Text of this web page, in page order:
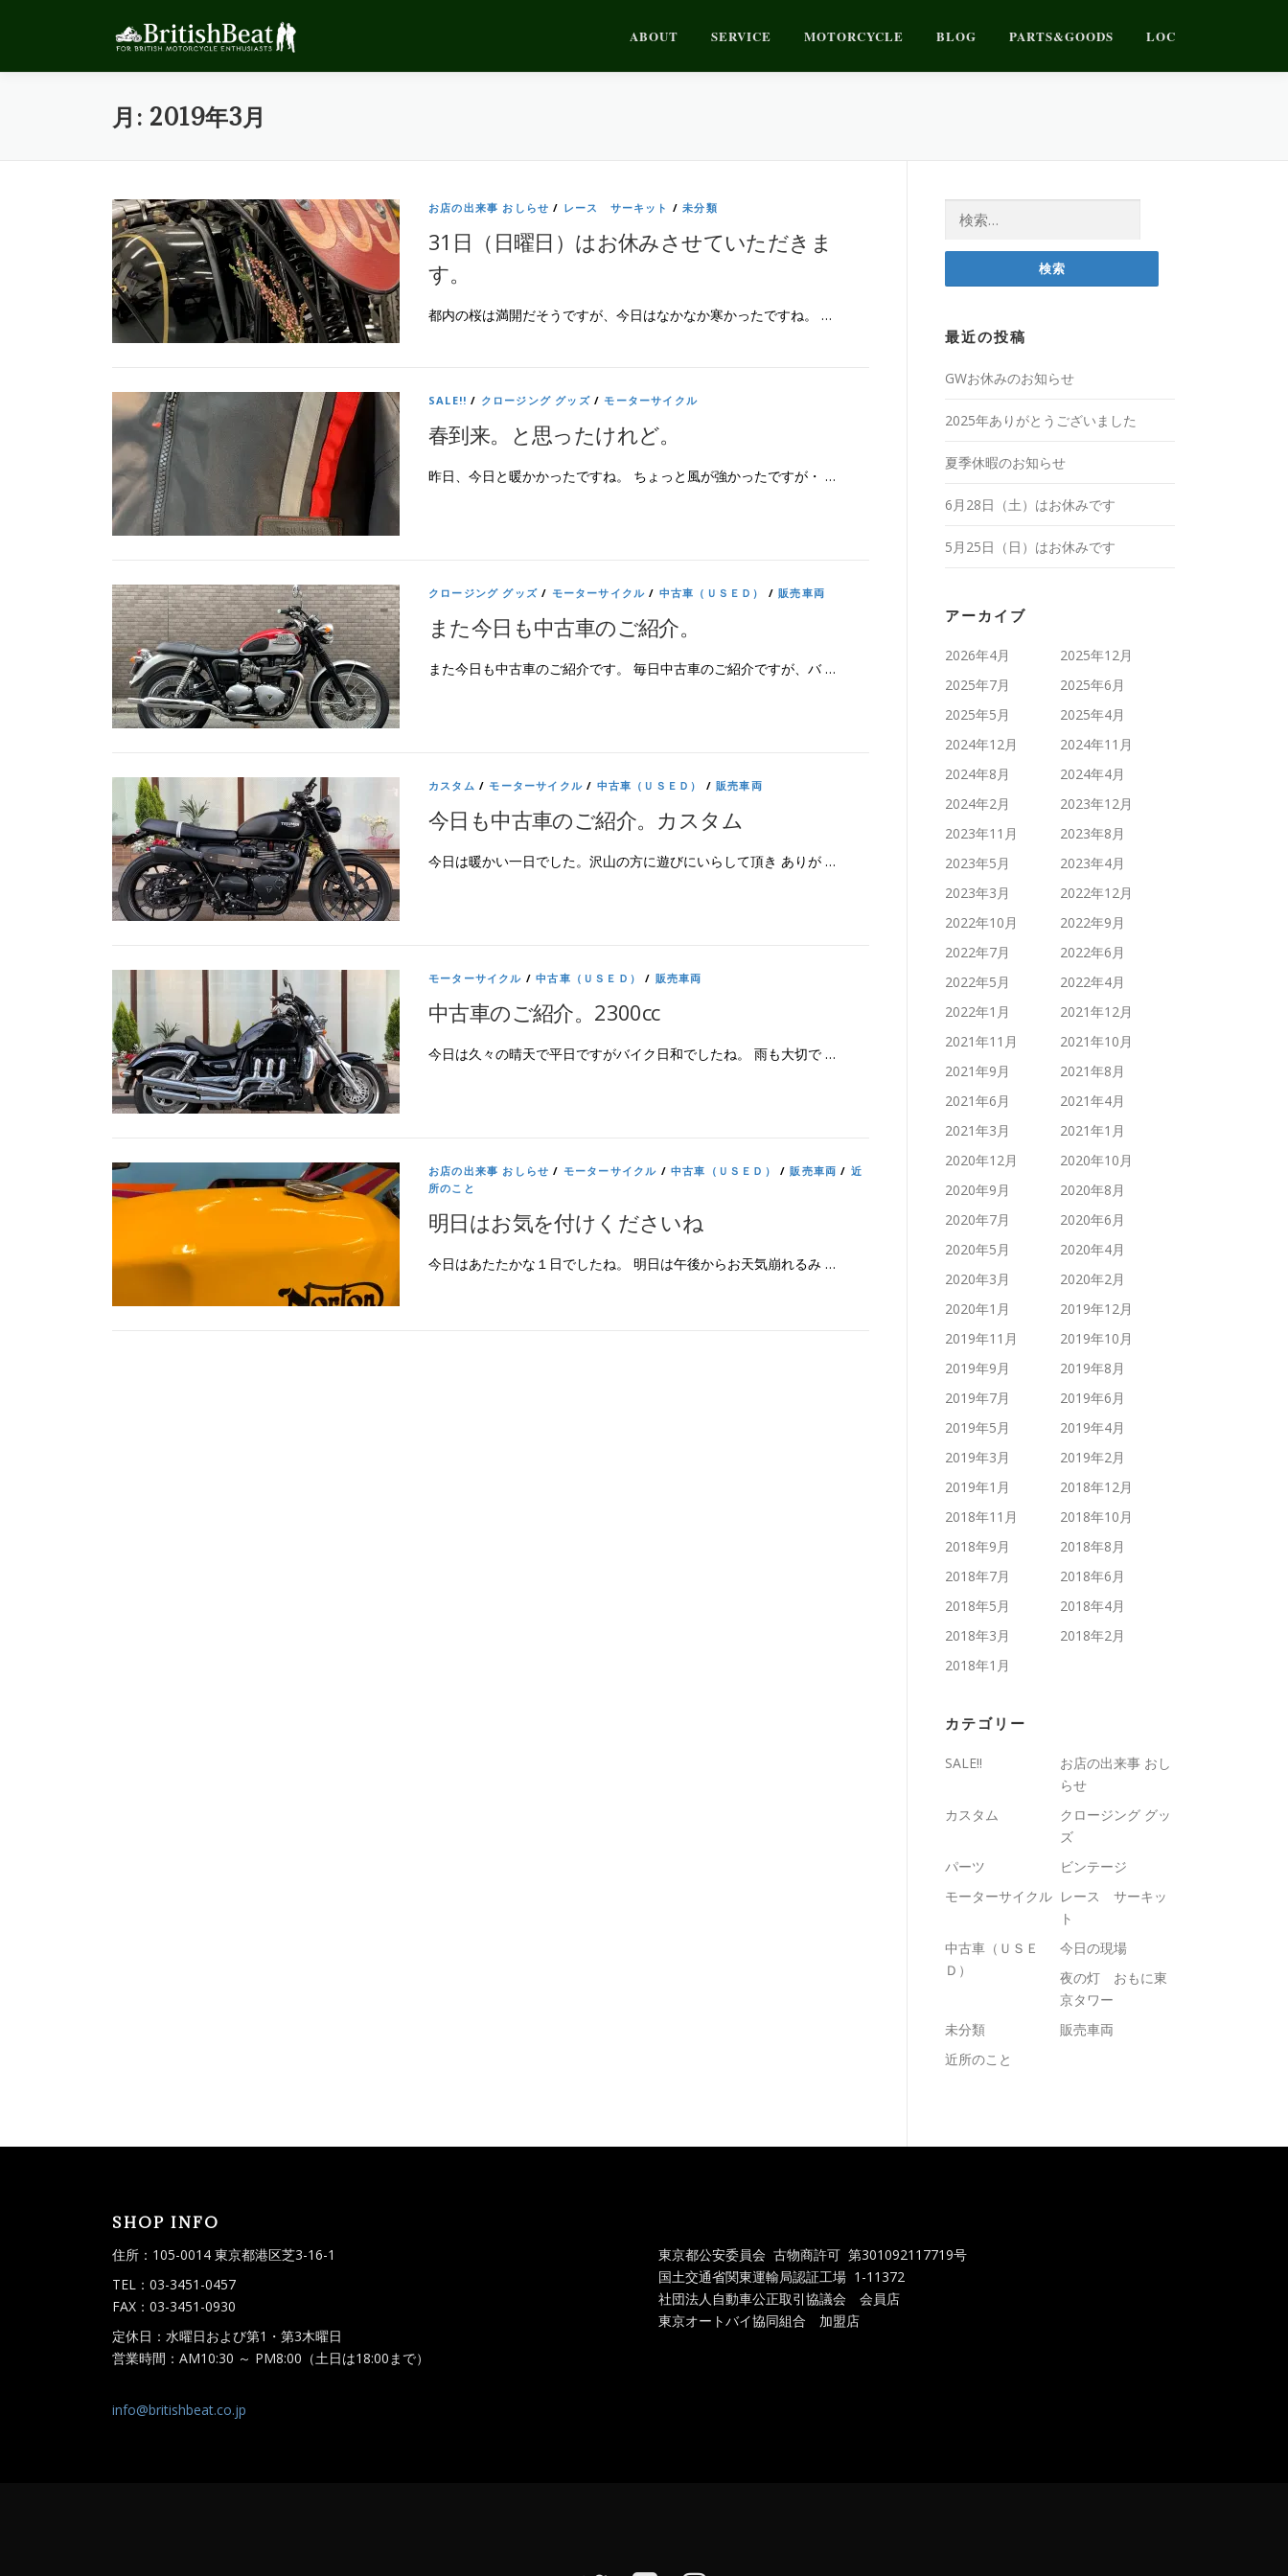
ン
ABOUT SERVICE MOTORCYCLE BLOG PARTS&GOODS LOC
月: 2019年3月
お店の出来事 おしらせ / レース サーキット /未分類
31日（日曜日）はお休みさせていただきま
す。
都内の桜は満開だそうですが、今日はなかなか寒かったですね。 …
SALE!! / クロージング グッズ/モーターサイクル
春到来。と思ったけれど。
昨日、今日と暖かかったですね。 ちょっと風が強かったですが・ …
クロージング グッズ / モーターサイクル / 中古車（ＵＳＥＤ） /販売車両
また今日も中古車のご紹介。
また今日も中古車のご紹介です。 毎日中古車のご紹介ですが、バ …
カスタム /モーターサイクル / 中古車（ＵＳＥＤ） /販売車両
今日も中古車のご紹介。カスタム
今日は暖かい一日でした。沢山の方に遊びにいらして頂き ありが …
モーターサイクル /中古車（ＵＳＥＤ） / 販売車両
中古車のご紹介。2300cc
今日は久々の晴天で平日ですがバイク日和でしたね。 雨も大切で …
お店の出来事 おしらせ / モーターサイクル /中古車（ＵＳＥＤ） /販売車両 / 近
所のこと
明日はお気を付けくださいね
今日はあたたかな１日でしたね。 明日は午後からお天気崩れるみ …
最近の投稿
GWお休みのお知らせ
2025年ありがとうございました
夏季休暇のお知らせ
6月28日（土）はお休みです
5月25日（日）はお休みです
アーカイブ
2026年4月
2025年12月
2025年7月
2025年6月
2025年5月
2025年4月
2024年12月
2024年11月
2024年8月
2024年4月
2024年2月
2023年12月
2023年11月
2023年8月
2023年5月
2023年4月
2023年3月
2022年12月
2022年10月
2022年9月
2022年7月
2022年6月
2022年5月
2022年4月
2022年1月
2021年12月
2021年11月
2021年10月
2021年9月
2021年8月
2021年6月
2021年4月
2021年3月
2021年1月
2020年12月
2020年10月
2020年9月
2020年8月
2020年7月
2020年6月
2020年5月
2020年4月
2020年3月
2020年2月
2020年1月
2019年12月
2019年11月
2019年10月
2019年9月
2019年8月
2019年7月
2019年6月
2019年5月
2019年4月
2019年3月
2019年2月
2019年1月
2018年12月
2018年11月
2018年10月
2018年9月
2018年8月
2018年7月
2018年6月
2018年5月
2018年4月
2018年3月
2018年2月
2018年1月
カテゴリー
SALE!!
お店の出来事 おし
らせ
カスタム
クロージング グッ
ズ
パーツ
ビンテージ
モーターサイクル レース サーキッ
ト
中古車（ＵＳＥ
Ｄ）
今日の現場
夜の灯 おもに東
京タワー
未分類
販売車両
近所のこと
SHOP INFO
住所：105-0014 東京都港区芝3-16-1
TEL：03-3451-0457
FAX：03-3451-0930
定休日：水曜日および第1・第3木曜日
営業時間：AM10:30 ～ PM8:00（土日は18:00まで）
info@britishbeat.co.jp
東京都公安委員会 古物商許可 第301092117719号
国土交通省関東運輸局認証工場 1-11372
社団法人自動車公正取引協議会 会員店
東京オートバイ協同組合 加盟店